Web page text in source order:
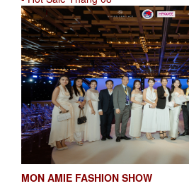
MON AMIE FASHION SHOW